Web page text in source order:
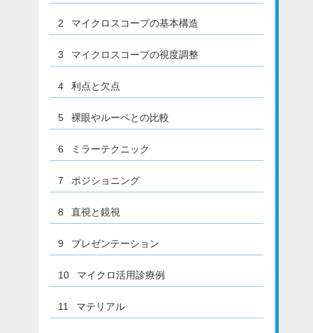
2 マイクロスコープの基本構造
3 マイクロスコープの視度調整
4 利点と欠点
5 裸眼やルーペとの比較
6
ミラーテクニック
7 ポジショニング
8 直視と鏡視
9 プレゼンテーション
10 マイクロ活用診療例
11 マテリアル